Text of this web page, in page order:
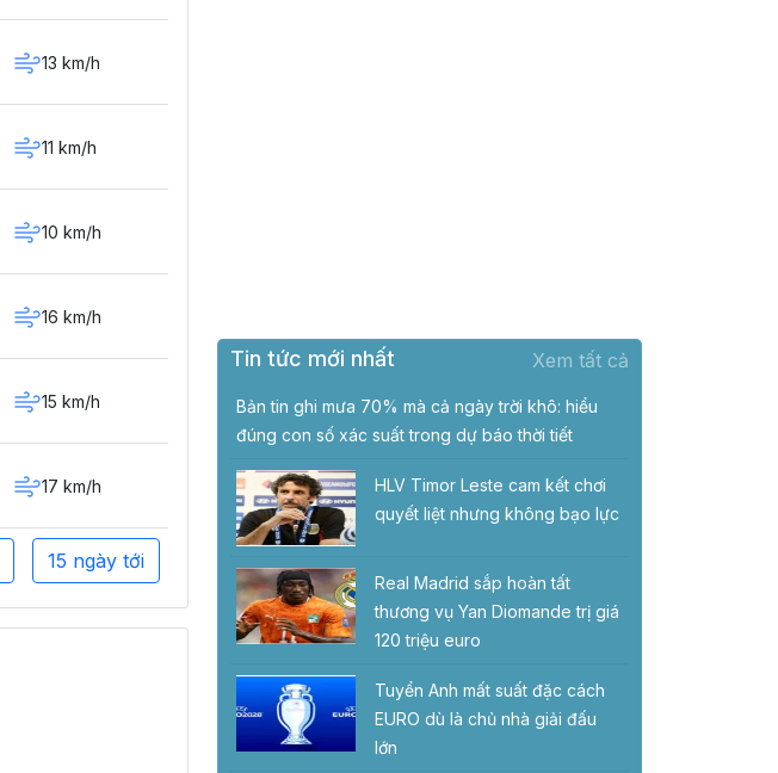
13 km/h
11 km/h
10 km/h
16 km/h
15 km/h
17 km/h
15 ngày tới
Tin tức mới nhất Xem tất cả
Bản tin ghi mưa 70% mà cả ngày trời khô: hiểu
đúng con số xác suất trong dự báo thời tiết
HLV Timor Leste cam kết chơi
quyết liệt nhưng không bạo lực
Real Madrid sắp hoàn tất
thương vụ Yan Diomande trị giá
120 triệu euro
Tuyển Anh mất suất đặc cách
EURO dù là chủ nhà giải đấu
lớn